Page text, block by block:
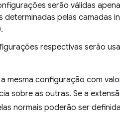
serão válidas
determinadas pelas camadas
respectivas serão
mesma configuração com
sobre as outras. Se a
normais poderão ser